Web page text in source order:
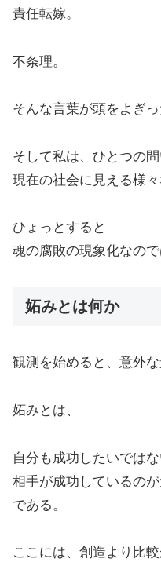
責任転嫁。
不条理。
そんな言葉が頭をよぎっ
そして私は、ひとつの問
現在の社会に見える様々
ひょっとすると
魂の腐敗の現象化なので
妬みとは何か
観測を始めると、意外な
妬みとは、
自分も成功したいではな
相手が成功しているの
である。
ここには、創造より比較